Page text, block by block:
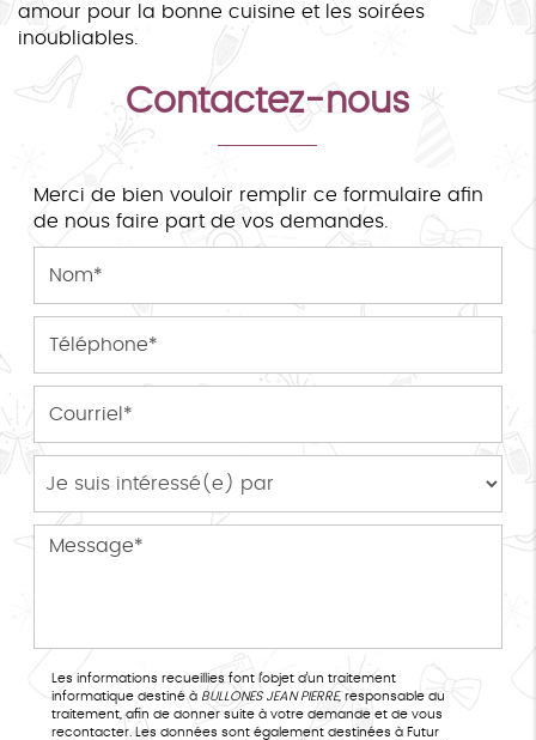
amour pour la bonne cuisine et les soirées
inoubliables.
Contactez-nous
Merci de bien vouloir remplir ce formulaire afin
de nous faire part de vos demandes.
Les informations recueillies font l’objet d’un traitement
informatique destiné à
BULLONES JEAN PIERRE, responsable du
traitement, afin de donner suite à votre demande et de vous
recontacter. Les données sont également destinées à Futur